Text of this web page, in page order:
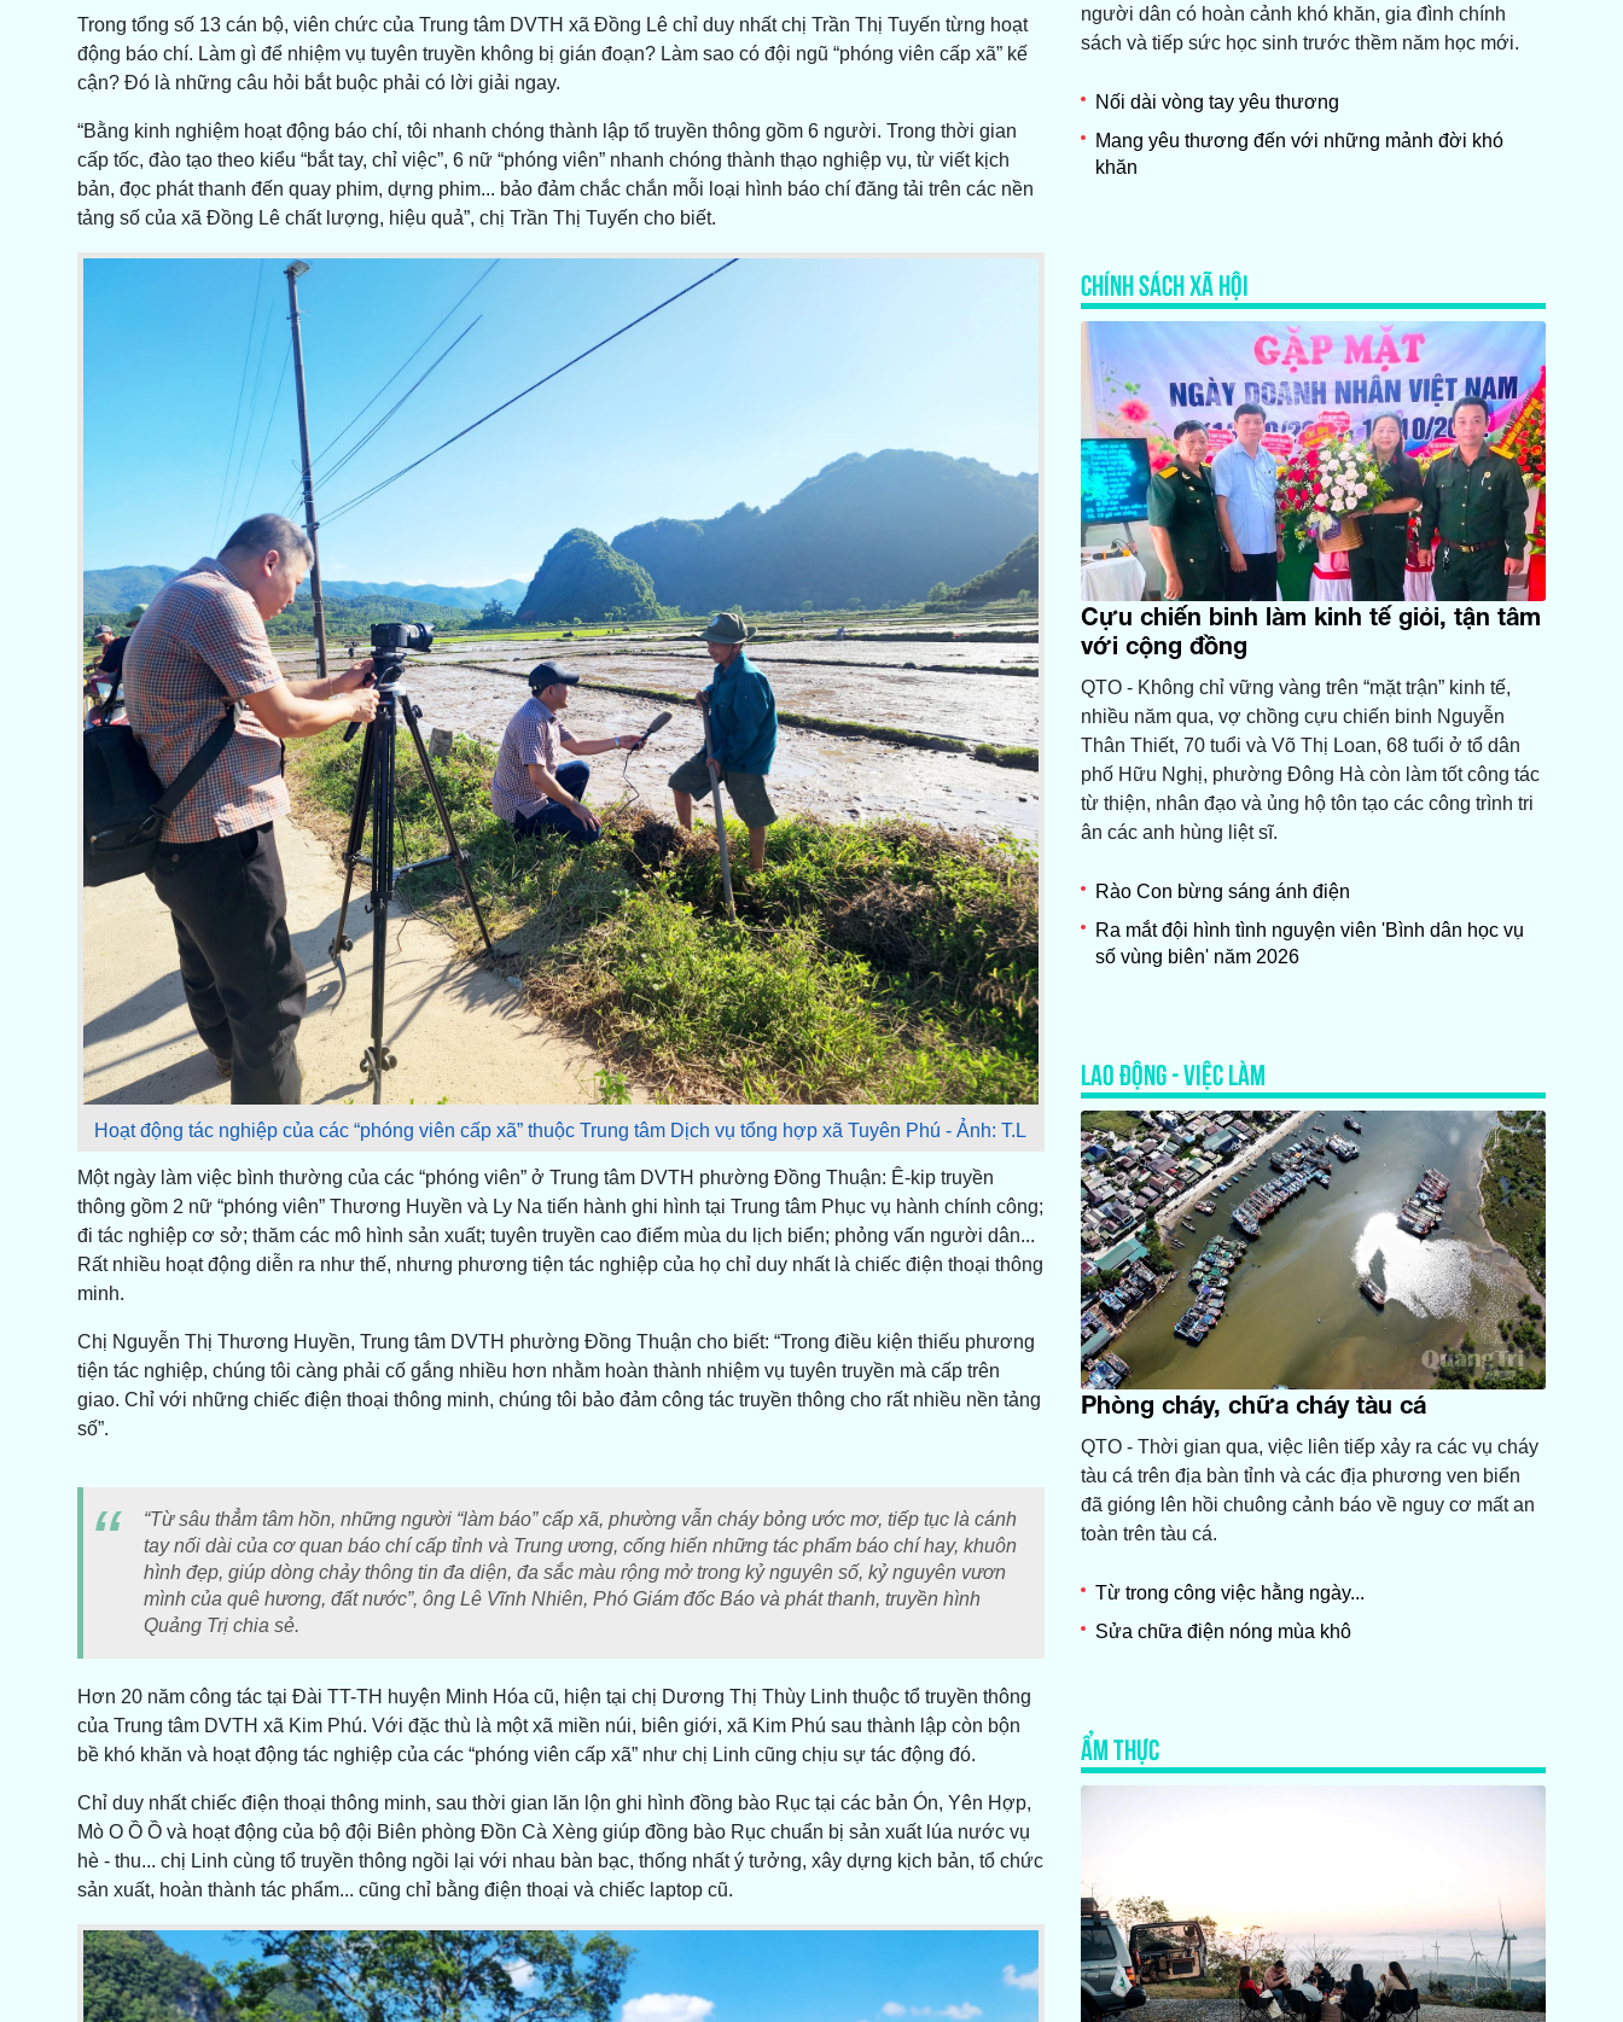
Trong tổng số 13 cán bộ, viên chức của Trung tâm DVTH xã Đồng Lê chỉ duy nhất chị Trần Thị Tuyến từng hoạt
động báo chí. Làm gì để nhiệm vụ tuyên truyền không bị gián đoạn? Làm sao có đội ngũ “phóng viên cấp xã” kế
cận? Đó là những câu hỏi bắt buộc phải có lời giải ngay.
“Bằng kinh nghiệm hoạt động báo chí, tôi nhanh chóng thành lập tổ truyền thông gồm 6 người. Trong thời gian
cấp tốc, đào tạo theo kiểu “bắt tay, chỉ việc”, 6 nữ “phóng viên” nhanh chóng thành thạo nghiệp vụ, từ viết kịch
bản, đọc phát thanh đến quay phim, dựng phim... bảo đảm chắc chắn mỗi loại hình báo chí đăng tải trên các nền
tảng số của xã Đồng Lê chất lượng, hiệu quả”, chị Trần Thị Tuyến cho biết.
Hoạt động tác nghiệp của các “phóng viên cấp xã” thuộc Trung tâm Dịch vụ tổng hợp xã Tuyên Phú - Ảnh: T.L
Một ngày làm việc bình thường của các “phóng viên” ở Trung tâm DVTH phường Đồng Thuận: Ê-kip truyền
thông gồm 2 nữ “phóng viên” Thương Huyền và Ly Na tiến hành ghi hình tại Trung tâm Phục vụ hành chính công;
đi tác nghiệp cơ sở; thăm các mô hình sản xuất; tuyên truyền cao điểm mùa du lịch biển; phỏng vấn người dân...
Rất nhiều hoạt động diễn ra như thế, nhưng phương tiện tác nghiệp của họ chỉ duy nhất là chiếc điện thoại thông
minh.
Chị Nguyễn Thị Thương Huyền, Trung tâm DVTH phường Đồng Thuận cho biết: “Trong điều kiện thiếu phương
tiện tác nghiệp, chúng tôi càng phải cố gắng nhiều hơn nhằm hoàn thành nhiệm vụ tuyên truyền mà cấp trên
giao. Chỉ với những chiếc điện thoại thông minh, chúng tôi bảo đảm công tác truyền thông cho rất nhiều nền tảng
số”.
“Từ sâu thẳm tâm hồn, những người “làm báo” cấp xã, phường vẫn cháy bỏng ước mơ, tiếp tục là cánh
tay nối dài của cơ quan báo chí cấp tỉnh và Trung ương, cống hiến những tác phẩm báo chí hay, khuôn
hình đẹp, giúp dòng chảy thông tin đa diện, đa sắc màu rộng mở trong kỷ nguyên số, kỷ nguyên vươn
mình của quê hương, đất nước”, ông Lê Vĩnh Nhiên, Phó Giám đốc Báo và phát thanh, truyền hình
Quảng Trị chia sẻ.
Hơn 20 năm công tác tại Đài TT-TH huyện Minh Hóa cũ, hiện tại chị Dương Thị Thùy Linh thuộc tổ truyền thông
của Trung tâm DVTH xã Kim Phú. Với đặc thù là một xã miền núi, biên giới, xã Kim Phú sau thành lập còn bộn
bề khó khăn và hoạt động tác nghiệp của các “phóng viên cấp xã” như chị Linh cũng chịu sự tác động đó.
Chỉ duy nhất chiếc điện thoại thông minh, sau thời gian lăn lộn ghi hình đồng bào Rục tại các bản Ón, Yên Hợp,
Mò O Ồ Ồ và hoạt động của bộ đội Biên phòng Đồn Cà Xèng giúp đồng bào Rục chuẩn bị sản xuất lúa nước vụ
hè - thu... chị Linh cùng tổ truyền thông ngồi lại với nhau bàn bạc, thống nhất ý tưởng, xây dựng kịch bản, tổ chức
sản xuất, hoàn thành tác phẩm... cũng chỉ bằng điện thoại và chiếc laptop cũ.
người dân có hoàn cảnh khó khăn, gia đình chính
sách và tiếp sức học sinh trước thềm năm học mới.
Nối dài vòng tay yêu thương
Mang yêu thương đến với những mảnh đời khó
khăn
CHÍNH SÁCH XÃ HỘI
Cựu chiến binh làm kinh tế giỏi, tận tâm
với cộng đồng
QTO - Không chỉ vững vàng trên “mặt trận” kinh tế,
nhiều năm qua, vợ chồng cựu chiến binh Nguyễn
Thân Thiết, 70 tuổi và Võ Thị Loan, 68 tuổi ở tổ dân
phố Hữu Nghị, phường Đông Hà còn làm tốt công tác
từ thiện, nhân đạo và ủng hộ tôn tạo các công trình tri
ân các anh hùng liệt sĩ.
Rào Con bừng sáng ánh điện
Ra mắt đội hình tình nguyện viên 'Bình dân học vụ
số vùng biên' năm 2026
LAO ĐỘNG - VIỆC LÀM
Phòng cháy, chữa cháy tàu cá
QTO - Thời gian qua, việc liên tiếp xảy ra các vụ cháy
tàu cá trên địa bàn tỉnh và các địa phương ven biển
đã gióng lên hồi chuông cảnh báo về nguy cơ mất an
toàn trên tàu cá.
Từ trong công việc hằng ngày...
Sửa chữa điện nóng mùa khô
ẨM THỰC